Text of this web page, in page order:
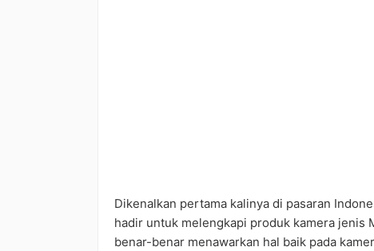
Dikenalkan pertama kalinya di pasaran
hadir untuk melengkapi produk kamera jenis
benar-benar menawarkan hal baik pada